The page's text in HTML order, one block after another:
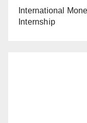
International
Internship